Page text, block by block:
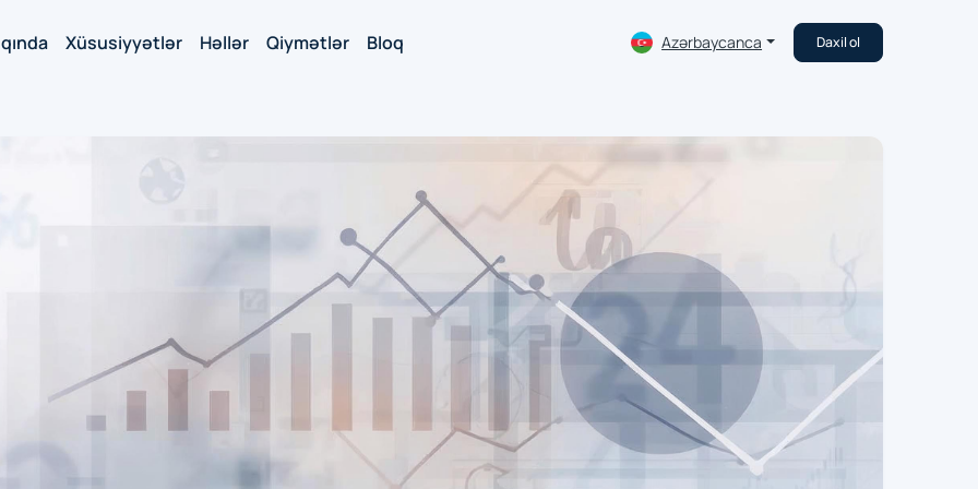
Xüsusiyyətlər Həllər Qiymətlər Bloq Azərbaycanca Daxil ol